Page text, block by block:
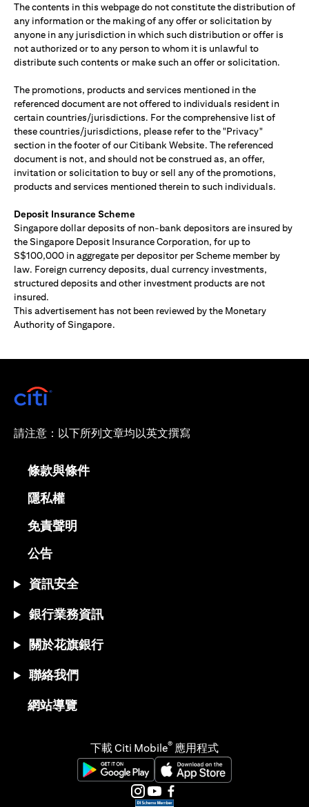
The contents in this webpage do not constitute the distribution of
any information or the making of any offer or solicitation by
anyone in any jurisdiction in which such distribution or offer is
not authorized or to any person to whom it is unlawful to
distribute such contents or make such an offer or solicitation.
The promotions, products and services mentioned in the
referenced document are not offered to individuals resident in
certain countries/jurisdictions. For the comprehensive list of
these countries/jurisdictions, please refer to the "Privacy"
section in the footer of our Citibank Website. The referenced
document is not, and should not be construed as, an offer,
invitation or solicitation to buy or sell any of the promotions,
products and services mentioned therein to such individuals.
Deposit Insurance Scheme
Singapore dollar deposits of non-bank depositors are insured by
the Singapore Deposit Insurance Corporation, for up to
S$100,000 in aggregate per depositor per Scheme member by
law. Foreign currency deposits, dual currency investments,
structured deposits and other investment products are not
insured.
This advertisement has not been reviewed by the Monetary
Authority of Singapore.
請注意：以下所列文章均以英文撰寫
條款與條件(opens in a new tab)
隱私權(opens in a new tab)
免責聲明
公告(opens in a new tab)
資訊安全
銀行業務資訊
關於花旗銀行
聯絡我們
網站導覽(opens in a new tab)
下載 Citi Mobile® 應用程式
(opens in a new tab)(opens in a new tab)